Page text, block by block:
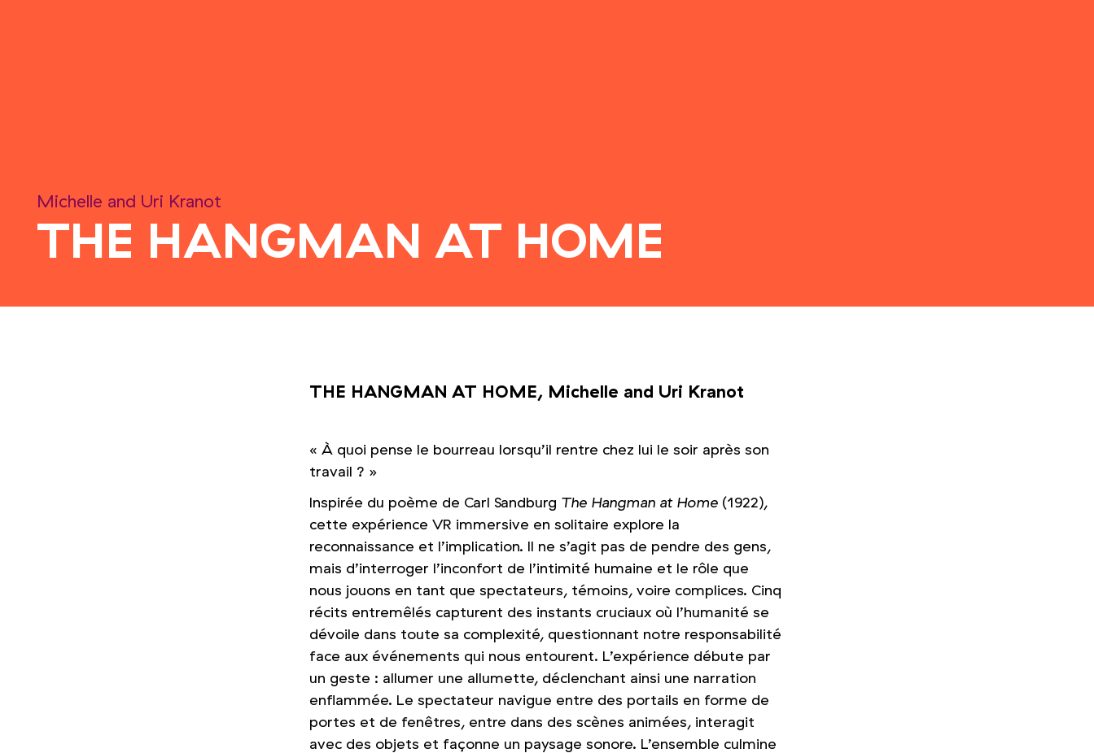
Michelle and Uri Kranot
THE HANGMAN AT HOME
THE HANGMAN AT HOME, Michelle and Uri Kranot
« À quoi pense le bourreau lorsqu’il rentre chez lui le soir après son
travail ? »
Inspirée du poème de Carl Sandburg The Hangman at Home (1922),
cette expérience VR immersive en solitaire explore la
reconnaissance et l’implication. Il ne s’agit pas de pendre des gens,
mais d’interroger l’inconfort de l’intimité humaine et le rôle que
nous jouons en tant que spectateurs, témoins, voire complices. Cinq
récits entremêlés capturent des instants cruciaux où l’humanité se
dévoile dans toute sa complexité, questionnant notre responsabilité
face aux événements qui nous entourent. L’expérience débute par
un geste : allumer une allumette, déclenchant ainsi une narration
enflammée. Le spectateur navigue entre des portails en forme de
portes et de fenêtres, entre dans des scènes animées, interagit
avec des objets et façonne un paysage sonore. L’ensemble culmine